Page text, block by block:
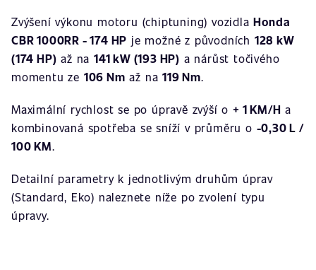
Zvýšení výkonu motoru (chiptuning) vozidlaHonda
CBR 1000RR - 174 HP je možné z původních 128 kW
(174 HP) až na141 kW (193 HP) a nárůst točivého
momentu ze 106 Nm až na119 Nm.
Maximální rychlost se po úpravě zvýší o + 1 KM/H a
kombinovaná spotřeba se sníží v průměru o -0,30 L /
100 KM.
Detailní parametry k jednotlivým druhům úprav
(Standard, Eko) naleznete níže po zvolení typu
úpravy.